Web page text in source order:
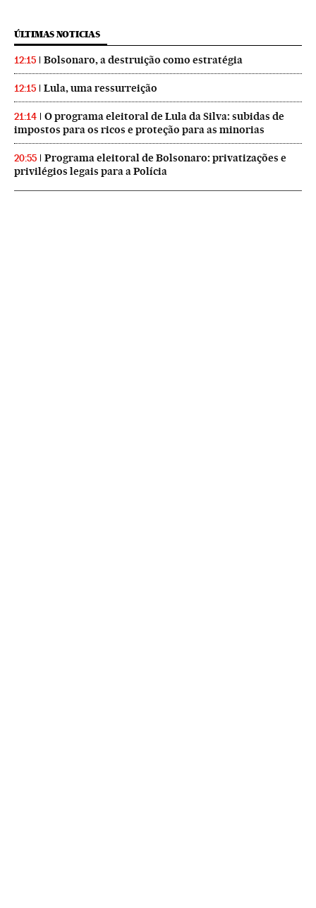
ÚLTIMAS NOTICIAS
12:15 Bolsonaro, a destruição como estratégia
12:15 Lula, uma ressurreição
21:14
O programa eleitoral de Lula da Silva: subidas de
impostos para os ricos e proteção para as minorias
20:55
Programa eleitoral de Bolsonaro: privatizações e
privilégios legais para a Polícia